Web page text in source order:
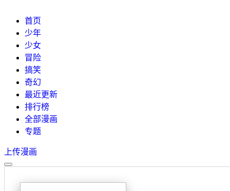
首页
少年
少女
冒险
搞笑
奇幻
最近更新
排行榜
全部漫画
专题
上传漫画